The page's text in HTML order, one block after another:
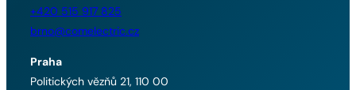
+420 515 917 825
brno@comelectric.cz
Praha
Politických vězňů 21, 110 00